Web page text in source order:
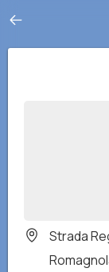
Strada